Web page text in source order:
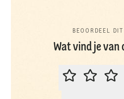
BEOORDEEL DIT
Wat vind je van